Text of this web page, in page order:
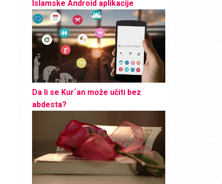
Islamske Android aplikacije
Da li se Kur´an može učiti bez
abdesta?